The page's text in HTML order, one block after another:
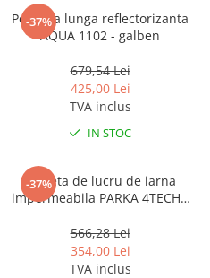
-37%
Pelerina lunga reflectorizanta
AQUA 1102 - galben
679,54 Lei
425,00 Lei
TVA inclus
IN STOC
-37%
Jacheta de lucru de iarna
impermeabila PARKA 4TECH -
566,28 Lei
354,00 Lei
TVA inclus